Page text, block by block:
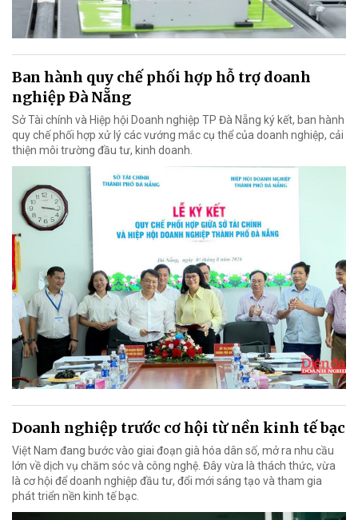
Ban hành quy chế phối hợp hỗ trợ doanh
nghiệp Đà Nẵng
Sở Tài chính và Hiệp hội Doanh nghiệp TP Đà Nẵng ký kết, ban hành
quy chế phối hợp xử lý các vướng mắc cụ thể của doanh nghiệp, cải
thiện môi trường đầu tư, kinh doanh.
Doanh nghiệp trước cơ hội từ nền kinh tế bạc
Việt Nam đang bước vào giai đoạn già hóa dân số, mở ra nhu cầu
lớn về dịch vụ chăm sóc và công nghệ. Đây vừa là thách thức, vừa
là cơ hội để doanh nghiệp đầu tư, đổi mới sáng tạo và tham gia
phát triển nền kinh tế bạc.